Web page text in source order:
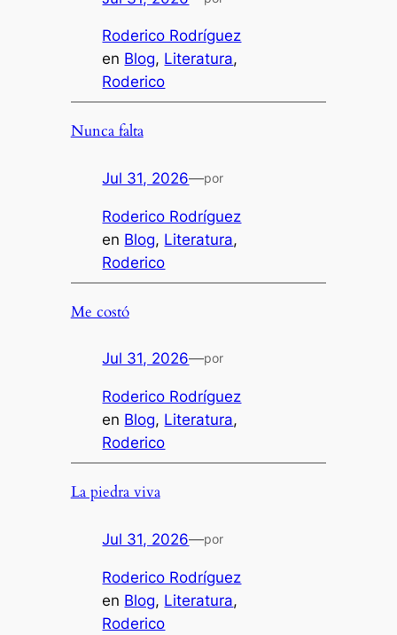
Roderico Rodríguez
en Blog, Literatura
Roderico
Nunca falta
Jul 31, 2026—por
Roderico Rodríguez
en Blog, Literatura
Roderico
Me costó
Jul 31, 2026—por
Roderico Rodríguez
en Blog, Literatura
Roderico
La piedra viva
Jul 31, 2026—por
Roderico Rodríguez
en Blog, Literatura
Roderico